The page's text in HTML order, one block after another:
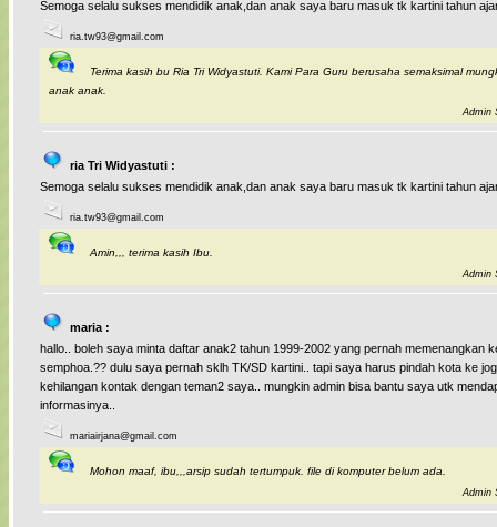
Semoga selalu sukses mendidik anak,dan anak saya baru masuk tk kartini tahun
ria.tw93@gmail.com
Terima kasih bu Ria Tri Widyastuti. Kami Para Guru berusaha semaksimal
anak anak.
Admin
ria Tri Widyastuti :
Semoga selalu sukses mendidik anak,dan anak saya baru masuk tk kartini tahun
ria.tw93@gmail.com
Amin,,, terima kasih Ibu.
Admin
maria :
hallo.. boleh saya minta daftar anak2 tahun 1999-2002 yang pernah memenangkan
semphoa.?? dulu saya pernah sklh TK/SD kartini.. tapi saya harus pindah kota ke
kehilangan kontak dengan teman2 saya.. mungkin admin bisa bantu saya utk
informasinya..
mariairjana@gmail.com
Mohon maaf, ibu,,,arsip sudah tertumpuk. file di komputer belum ada.
Admin